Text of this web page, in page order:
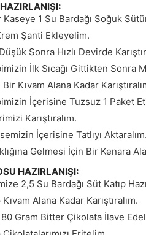
Kaseye 1 Su Bardağı Soğuk
Şanti Ekleyelim.
Sonra Hızlı Devirde
İlk Sıcağı Gittikten Sonra
Kıvam Alana Kadar
İçerisine Tuzsuz 1 Paket
Karıştıralım.
İçerisine Tatlıyı Aktaralım.
Gelmesi İçin Bir Kenara
HAZIRLANIŞI:
2,5 Su Bardağı Süt Katıp
Kıvam Alana Kadar Karıştıralım.
Gram Bitter Çikolata İlave